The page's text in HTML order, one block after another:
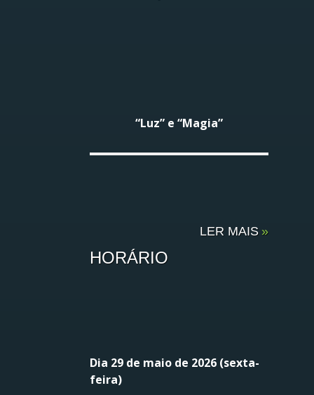
“Luz” e “Magia”
LER MAIS »
HORÁRIO
Dia 29 de maio de 2026 (sexta-
feira)